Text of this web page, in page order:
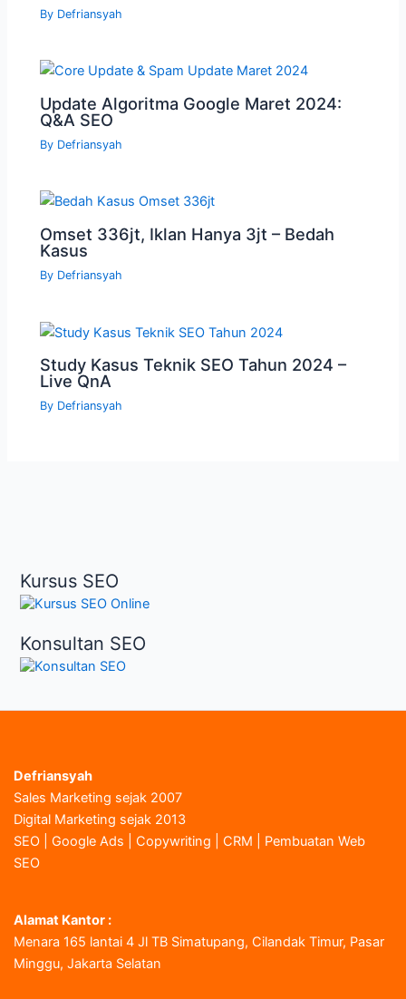
By Defriansyah
Update Algoritma Google Maret 2024:
Q&A SEO
By Defriansyah
Omset 336jt, Iklan Hanya 3jt – Bedah
Kasus
By Defriansyah
Study Kasus Teknik SEO Tahun 2024 –
Live QnA
By Defriansyah
Kursus SEO
Konsultan SEO
Defriansyah
Sales Marketing sejak 2007
Digital Marketing sejak 2013
SEO | Google Ads | Copywriting | CRM | Pembuatan Web
SEO
Alamat Kantor :
Menara 165 lantai 4 Jl TB Simatupang, Cilandak Timur, Pasar
Minggu, Jakarta Selatan